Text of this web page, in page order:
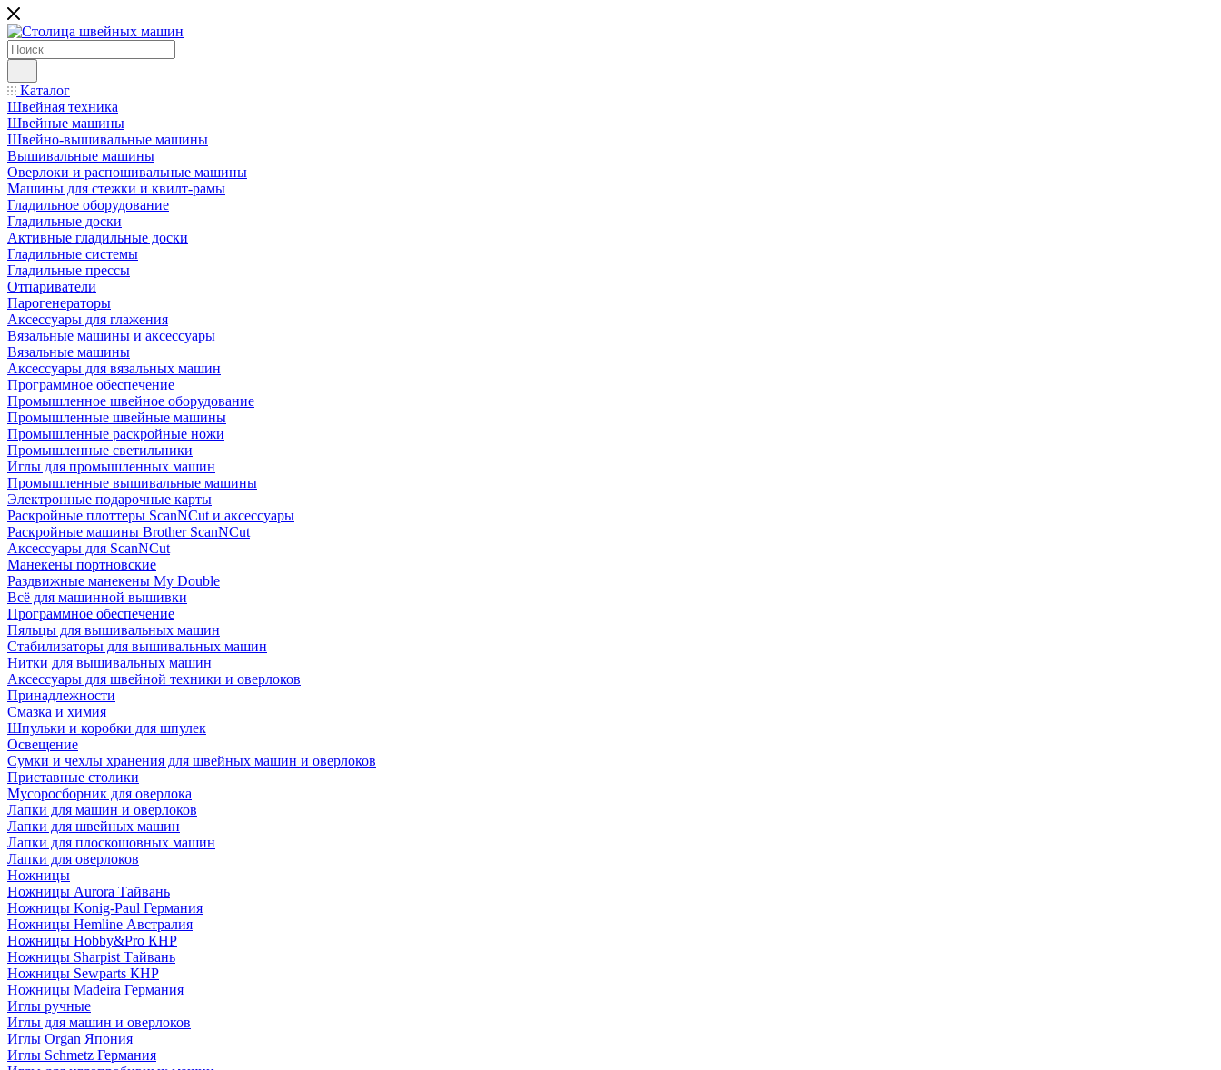
Каталог
Швейная техника
Швейные машины
Швейно-вышивальные машины
Вышивальные машины
Оверлоки и распошивальные машины
Машины для стежки и квилт-рамы
Гладильное оборудование
Гладильные доски
Активные гладильные доски
Гладильные системы
Гладильные прессы
Отпариватели
Парогенераторы
Аксессуары для глажения
Вязальные машины и аксессуары
Вязальные машины
Аксессуары для вязальных машин
Программное обеспечение
Промышленное швейное оборудование
Промышленные швейные машины
Промышленные раскройные ножи
Промышленные светильники
Иглы для промышленных машин
Промышленные вышивальные машины
Электронные подарочные карты
Раскройные плоттеры ScanNCut и аксессуары
Раскройные машины Brother ScanNCut
Аксессуары для ScanNCut
Манекены портновские
Раздвижные манекены My Double
Всё для машинной вышивки
Программное обеспечение
Пяльцы для вышивальных машин
Стабилизаторы для вышивальных машин
Нитки для вышивальных машин
Аксессуары для швейной техники и оверлоков
Принадлежности
Смазка и химия
Шпульки и коробки для шпулек
Освещение
Сумки и чехлы хранения для швейных машин и оверлоков
Приставные столики
Мусоросборник для оверлока
Лапки для машин и оверлоков
Лапки для швейных машин
Лапки для плоскошовных машин
Лапки для оверлоков
Ножницы
Ножницы Aurora Тайвань
Ножницы Konig-Paul Германия
Ножницы Hemline Австралия
Ножницы Hobby&Pro КНР
Ножницы Sharpist Тайвань
Ножницы Sewparts КНР
Ножницы Madeira Германия
Иглы ручные
Иглы для машин и оверлоков
Иглы Organ Япония
Иглы Schmetz Германия